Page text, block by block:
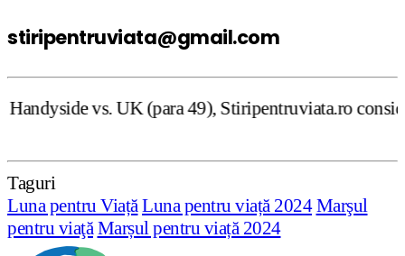
stiripentruviata@gmail.com
(para 49), Stiripentruviata.ro consideră că
Taguri
Luna pentru ViațăLuna pentru viață 2024 Marşul
pentru viaţă Marșul pentru viață 2024